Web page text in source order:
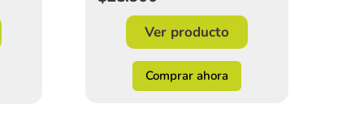
Ver producto
Comprar ahora